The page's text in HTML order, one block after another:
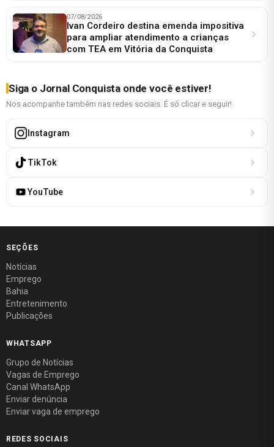
07/08/2026
Ivan Cordeiro destina emenda impositiva
para ampliar atendimento a crianças
com TEA em Vitória da Conquista
Siga o Jornal Conquista onde você estiver!
Nos acompanhe também nas redes sociais. É só clicar e seguir!
Instagram
TikTok
YouTube
SEÇÕES
Notícias
Emprego
Bahia
Entretenimento
Publicações
WHATSAPP
Grupo de Notícias
Vagas de Emprego
Canal WhatsApp
Enviar denúncia
Enviar vaga de emprego
REDES SOCIAIS